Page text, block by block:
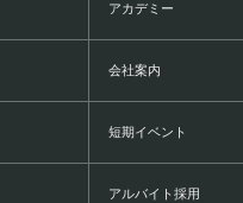
アカデミー
会社案内
短期イベント
アルバイト採用